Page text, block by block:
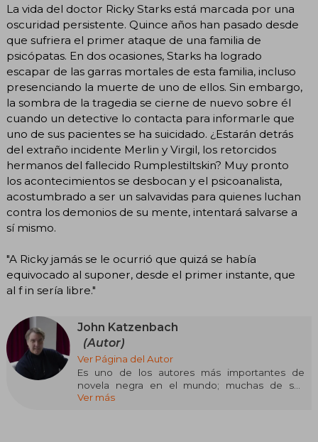
La vida del doctor Ricky Starks está marcada por una
oscuridad persistente. Quince años han pasado desde
que sufriera el primer ataque de una familia de
psicópatas. En dos ocasiones, Starks ha logrado
escapar de las garras mortales de esta familia, incluso
presenciando la muerte de uno de ellos. Sin embargo,
la sombra de la tragedia se cierne de nuevo sobre él
cuando un detective lo contacta para informarle que
uno de sus pacientes se ha suicidado. ¿Estarán detrás
del extraño incidente Merlin y Virgil, los retorcidos
hermanos del fallecido Rumplestiltskin? Muy pronto
los acontecimientos se desbocan y el psicoanalista,
acostumbrado a ser un salvavidas para quienes luchan
contra los demonios de su mente, intentará salvarse a
sí mismo.
"A Ricky jamás se le ocurrió que quizá se había
equivocado al suponer, desde el primer instante, que
al f in sería libre."
John Katzenbach
(Autor)
Ver Página del Autor
Es uno de los autores más importantes de
novela negra en el mundo; muchas de sus
novelas han sido adaptadas al cine y a la
Ver más